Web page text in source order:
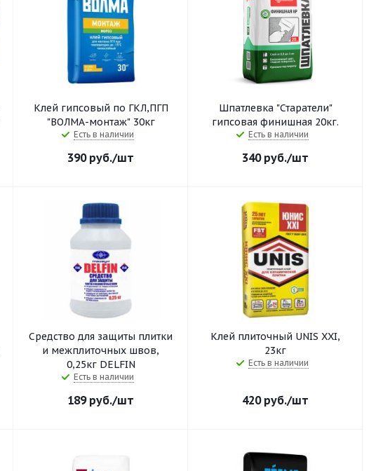
Клей гипсовый по ГКЛ,ПГП
"ВОЛМА-монтаж" 30кг
Есть в наличии
390руб./шт
Шпатлевка "Старатели"
гипсовая финишная 20кг.
Есть в наличии
340руб./шт
Средство для защиты плитки
и межплиточных швов,
0,25кг DELFIN
Есть в наличии
189руб./шт
Клей плиточный UNIS XXI,
23кг
Есть в наличии
420руб./шт